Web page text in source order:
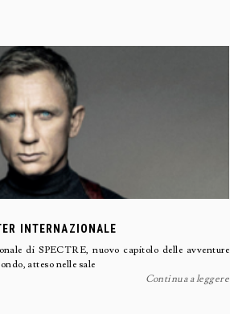
INTERNAZIONALE
di SPECTRE, nuovo capitolo delle avventure
atteso nelle sale
Continua a leggere